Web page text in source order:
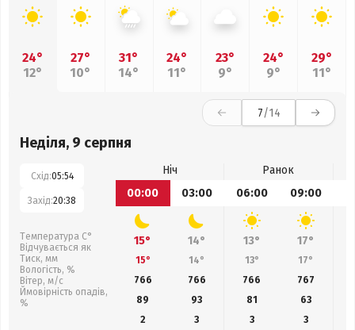
24°
12°
27°
10°
31°
14°
24°
11°
23°
9°
24°
9°
29°
11°
7/14
Неділя, 9 серпня
Схід:05:54
Захід:20:38
Температура С°
Відчувається як
Тиск, мм
Вологість, %
Вітер, м/с
Ймовірність опадів,
%
Ніч
Ранок
00:00
03:00 06:00 09:00
15° 14° 13° 17°
15° 14° 13° 17°
766
766 766 767
89
93 81 63
2
3 3
3